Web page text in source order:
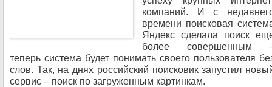
компаний. И с
времени поисковая
Яндекс сделала поиск
более совершенным
теперь система будет понимать своего пользователя
слов. Так, на днях российский поисковик запустил
сервис – поиск по загруженным картинкам.